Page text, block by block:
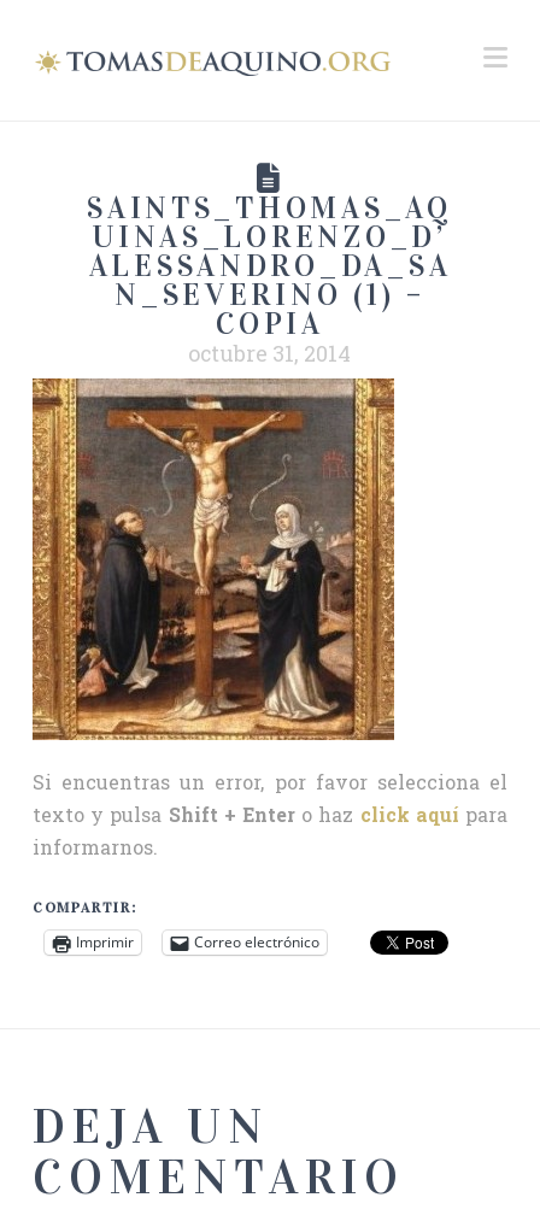
SAINTS_THOMAS_AQ
UINAS_LORENZO_D’
ALESSANDRO_DA_SA
N_SEVERINO (1) –
COPIA
octubre 31, 2014
Si encuentras un error, por favor selecciona el
texto y pulsa Shift + Enter o haz click aquí para
informarnos.
COMPARTIR:
Imprimir Correo electrónico
DEJA UN
COMENTARIO